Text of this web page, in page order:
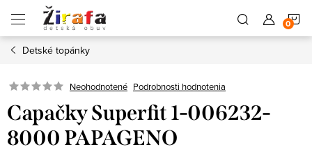
obsah
Detské topánky
Neohodnotené Podrobnosti hodnotenia
Capačky Superfit 1-006232-
8000 PAPAGENO